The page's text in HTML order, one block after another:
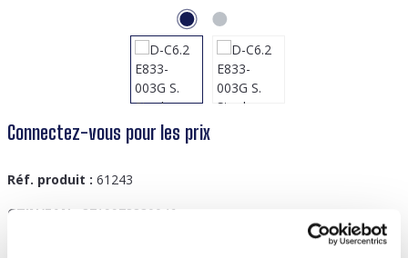
Connectez-vous pour les prix
Réf. produit : 61243
GTIN/EAN :
8719978830046